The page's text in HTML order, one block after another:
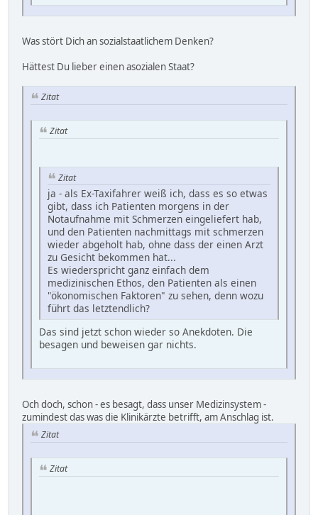
Was stört Dich an sozialstaatlichem Denken?
Hättest Du lieber einen asozialen Staat?
Zitat
Zitat
Zitat
ja - als Ex-Taxifahrer weiß ich, dass es so etwas
gibt, dass ich Patienten morgens in der
Notaufnahme mit Schmerzen eingeliefert hab,
und den Patienten nachmittags mit schmerzen
wieder abgeholt hab, ohne dass der einen Arzt
zu Gesicht bekommen hat...
Es wiederspricht ganz einfach dem
medizinischen Ethos, den Patienten als einen
"ökonomischen Faktoren" zu sehen, denn wozu
führt das letztendlich?
Das sind jetzt schon wieder so Anekdoten. Die
besagen und beweisen gar nichts.
Och doch, schon - es besagt, dass unser Medizinsystem -
zumindest das was die Klinikärzte betrifft, am Anschlag ist.
Zitat
Zitat